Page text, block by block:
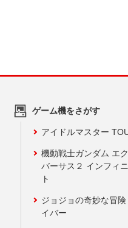
ゲーム機をさがす
アイドルマスター
機動戦士ガンダム エ
バーサス２ インフィ
ト
ジョジョの奇妙な冒
イバー